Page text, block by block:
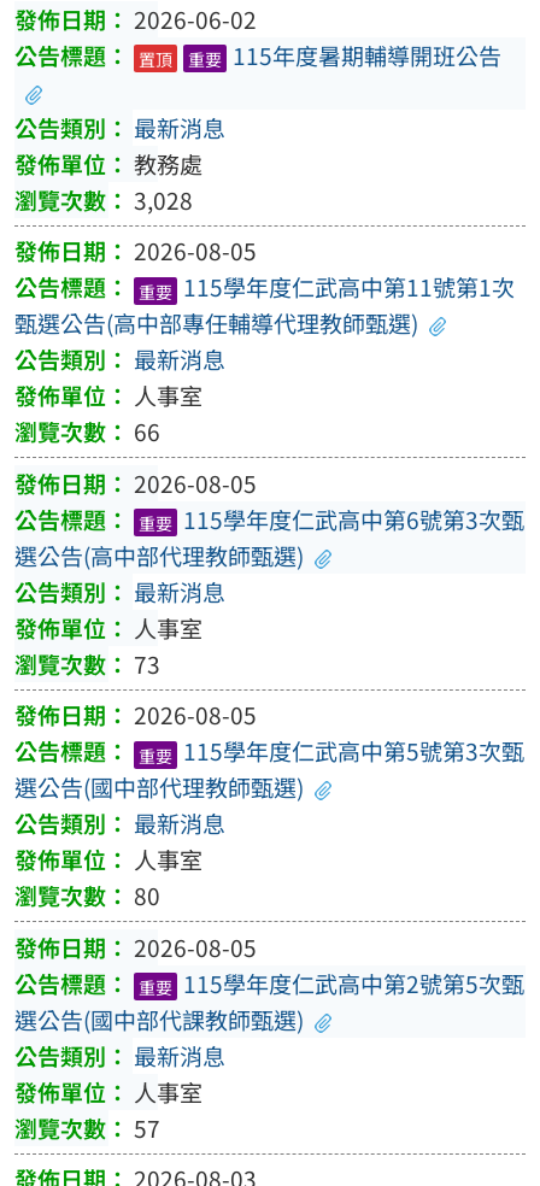
2026-06-02
置頂 重要 115年度暑期輔導開班公告
最新消息
教務處
3,028
2026-08-05
重要 115學年度仁武高中第11號第1次
甄選公告(高中部專任輔導代理教師甄選)
最新消息
人事室
66
2026-08-05
重要 115學年度仁武高中第6號第3次甄
選公告(高中部代理教師甄選)
最新消息
人事室
73
2026-08-05
重要 115學年度仁武高中第5號第3次甄
選公告(國中部代理教師甄選)
最新消息
人事室
80
2026-08-05
重要 115學年度仁武高中第2號第5次甄
選公告(國中部代課教師甄選)
最新消息
人事室
57